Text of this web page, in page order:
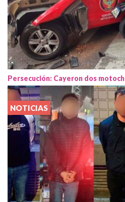
Persecución: Cayeron dos
NOTICIAS